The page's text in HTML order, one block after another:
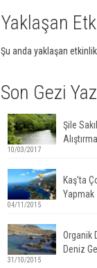
Yaklaşan
Şu anda yaklaşan
Son Gezi
Şile
10/03/2017
Kaş’ta
Yapmak
04/11/2015
Organik
Deniz
31/10/2015